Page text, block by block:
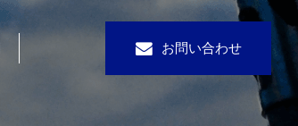
お問い合わせ